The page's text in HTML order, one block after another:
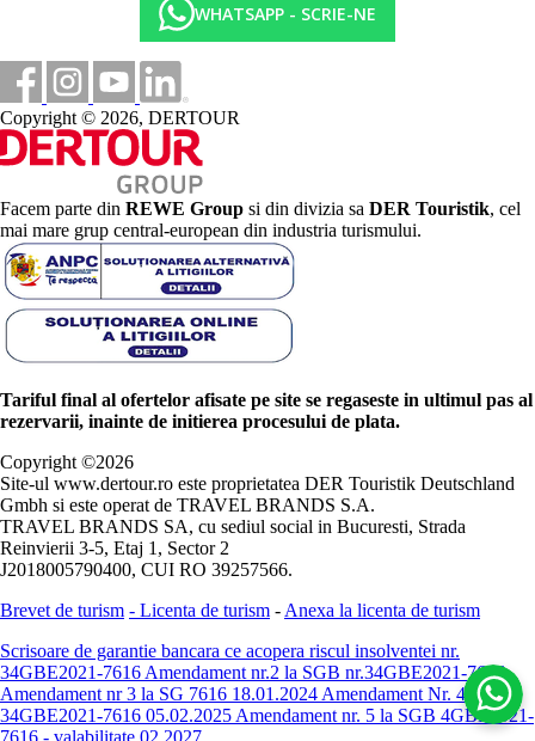
WHATSAPP - SCRIE-NE
Copyright © 2026, DERTOUR
Facem parte din REWE Group si din divizia sa DER Touristik, cel
mai mare grup central-european din industria turismului.
Tariful final al ofertelor afisate pe site se regaseste in ultimul pas al
rezervarii, inainte de initierea procesului de plata.
Copyright ©2026
Site-ul www.dertour.ro este proprietatea DER Touristik Deutschland
Gmbh si este operat de TRAVEL BRANDS S.A.
TRAVEL BRANDS SA, cu sediul social in Bucuresti, Strada
Reinvierii 3-5, Etaj 1, Sector 2
J2018005790400, CUI RO 39257566.
Brevet de turism - Licenta de turism - Anexa la licenta de turism
Scrisoare de garantie bancara ce acopera riscul insolventei nr.
34GBE2021-7616 Amendament nr.2 la SGB nr.34GBE2021-7616
Amendament nr 3 la SG 7616 18.01.2024 Amendament Nr. 4 -
34GBE2021-7616 05.02.2025 Amendament nr. 5 la SGB 4GBE2021-